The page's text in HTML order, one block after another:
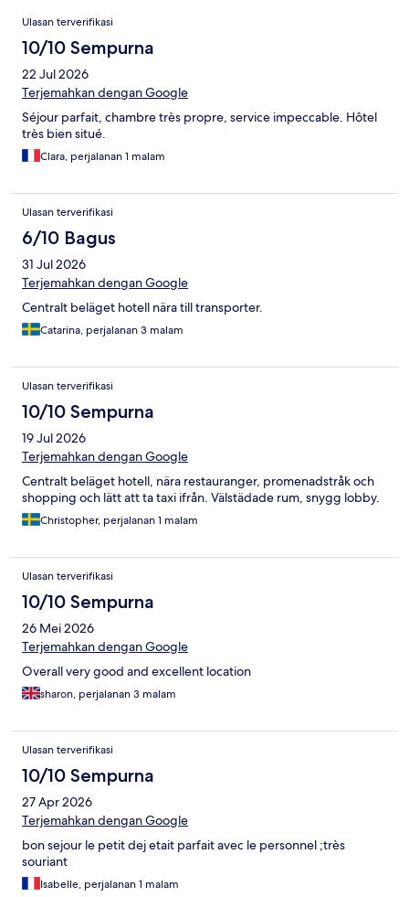
Ulasan
Ulasan terverifikasi
10/10 Sempurna
22 Jul 2026
Terjemahkan dengan Google
Séjour parfait, chambre très propre, service impeccable. Hôtel
très bien situé.
Clara, perjalanan 1 malam
Ulasan terverifikasi
6/10 Bagus
31 Jul 2026
Terjemahkan dengan Google
Centralt beläget hotell nära till transporter.
Catarina, perjalanan 3 malam
Ulasan terverifikasi
10/10 Sempurna
19 Jul 2026
Terjemahkan dengan Google
Centralt beläget hotell, nära restauranger, promenadstråk och
shopping och lätt att ta taxi ifrån. Välstädade rum, snygg lobby.
Christopher, perjalanan 1 malam
Ulasan terverifikasi
10/10 Sempurna
26 Mei 2026
Terjemahkan dengan Google
Overall very good and excellent location
sharon, perjalanan 3 malam
Ulasan terverifikasi
10/10 Sempurna
27 Apr 2026
Terjemahkan dengan Google
bon sejour le petit dej etait parfait avec le personnel ;très
souriant
Isabelle, perjalanan 1 malam